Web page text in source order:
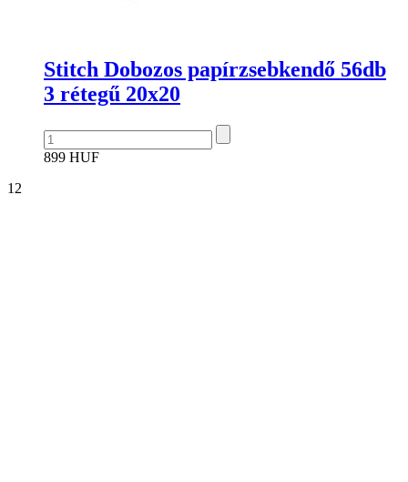
Stitch Dobozos papírzsebkendő 56db
3 rétegű 20x20
899 HUF
12